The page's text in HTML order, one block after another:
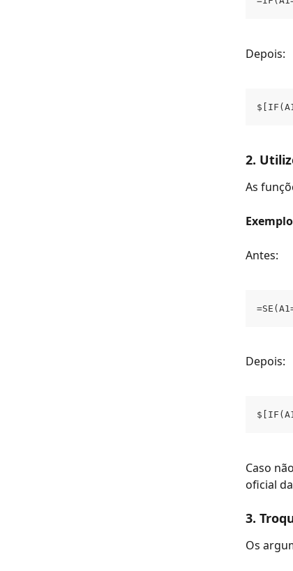
Depois:
2.
As
Exemplo
Antes:
Depois:
Caso
oficial
3.
Os